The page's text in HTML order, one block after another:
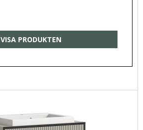
VISA PRODUKTEN